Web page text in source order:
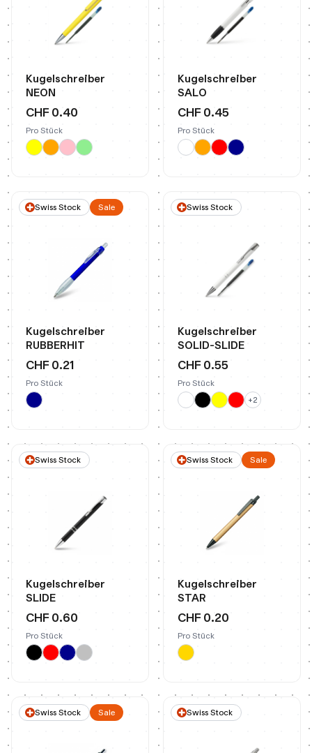
Kugelschreiber
NEON
CHF 0.40
Pro Stück
Kugelschreiber
SALO
CHF 0.45
Pro Stück
Swiss Stock Sale
Kugelschreiber
RUBBERHIT
CHF 0.21
Pro Stück
Swiss Stock
Kugelschreiber
SOLID-SLIDE
CHF 0.55
Pro Stück
+2
Swiss Stock
Kugelschreiber
SLIDE
CHF 0.60
Pro Stück
Swiss Stock Sale
Kugelschreiber
STAR
CHF 0.20
Pro Stück
Swiss Stock Sale Swiss Stock